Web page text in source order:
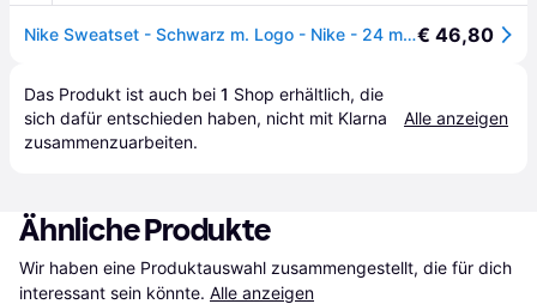
Nike Sweatset - Schwarz m. Logo - Nike - 24 mt - Sweatsets€ 46,80
Das Produkt ist auch bei 1 Shop erhältlich, die
sich dafür entschieden haben, nicht mit Klarna
zusammenzuarbeiten.
Alle anzeigen
Ähnliche Produkte
Wir haben eine Produktauswahl zusammengestellt, die für dich
interessant sein könnte. Alle anzeigen